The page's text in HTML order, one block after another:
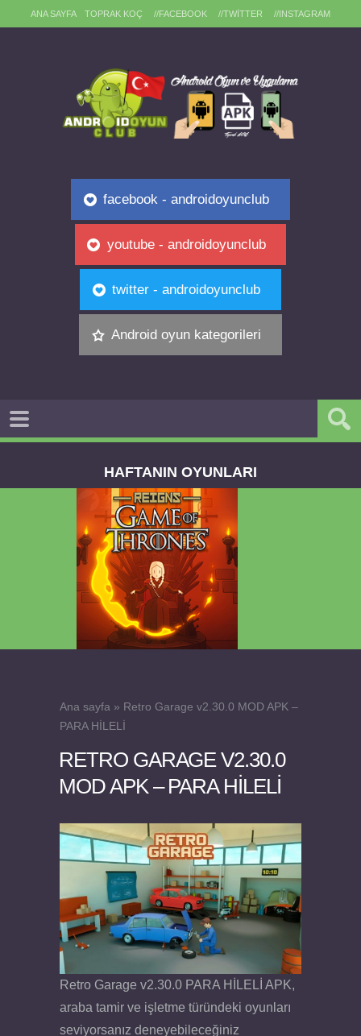
ANA SAYFA TOPRAK KOÇ //FACEBOOK //TWITTER //INSTAGRAM
facebook - androidoyunclub
youtube - androidoyunclub
twitter - androidoyunclub
Android oyun kategorileri
HAFTANIN OYUNLARI
Felix the Reaper v1.25 FULL APK
Ana sayfa » Retro Garage v2.30.0 MOD APK –
PARA HİLELİ
RETRO GARAGE V2.30.0
MOD APK – PARA HİLELİ
Retro Garage v2.30.0 PARA HİLELİ APK,
araba tamir ve işletme türündeki oyunları
seviyorsanız deneyebileceğiniz